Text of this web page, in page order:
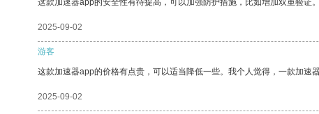
这款加速器app的安全性有待提高，可以加强防护措施，比如增加双重验证。
2025-09-02
游客
这款加速器app的价格有点贵，可以适当降低一些。我个人觉得，一款加速
2025-09-02